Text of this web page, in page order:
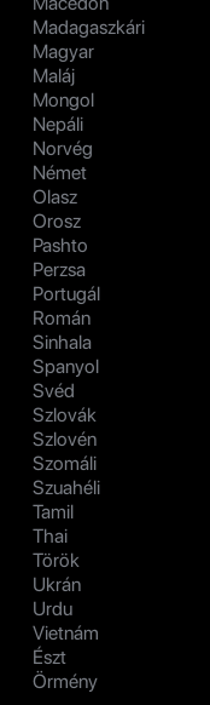
Madagaszkári
Magyar
Maláj
Mongol
Nepáli
Norvég
Német
Olasz
Orosz
Pashto
Perzsa
Portugál
Román
Sinhala
Spanyol
Svéd
Szlovák
Szlovén
Szomáli
Szuahéli
Tamil
Thai
Török
Ukrán
Urdu
Vietnám
Észt
Örmény